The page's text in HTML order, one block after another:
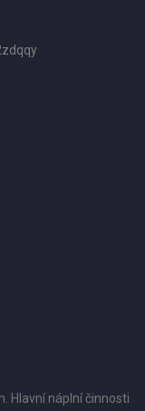
Hlavní náplní činnosti